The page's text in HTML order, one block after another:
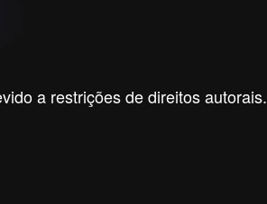
a restrições de direitos autorais.